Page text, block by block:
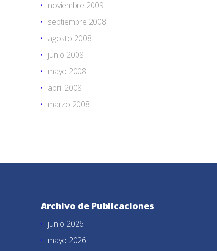
noviembre 2009
septiembre 2008
agosto 2008
junio 2008
mayo 2008
abril 2008
marzo 2008
Archivo de Publicaciones
junio 2026
mayo 2026